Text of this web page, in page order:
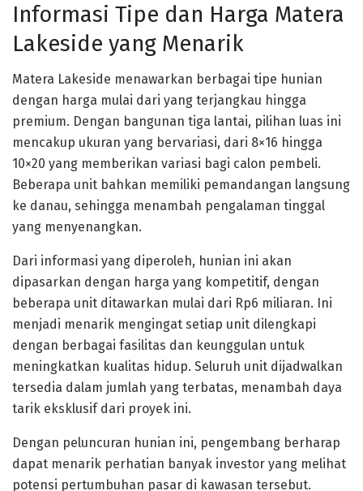
Informasi Tipe dan Harga Matera
Lakeside yang Menarik
Matera Lakeside menawarkan berbagai tipe hunian
dengan harga mulai dari yang terjangkau hingga
premium. Dengan bangunan tiga lantai, pilihan luas ini
mencakup ukuran yang bervariasi, dari 8×16 hingga
10×20 yang memberikan variasi bagi calon pembeli.
Beberapa unit bahkan memiliki pemandangan langsung
ke danau, sehingga menambah pengalaman tinggal
yang menyenangkan.
Dari informasi yang diperoleh, hunian ini akan
dipasarkan dengan harga yang kompetitif, dengan
beberapa unit ditawarkan mulai dari Rp6 miliaran. Ini
menjadi menarik mengingat setiap unit dilengkapi
dengan berbagai fasilitas dan keunggulan untuk
meningkatkan kualitas hidup. Seluruh unit dijadwalkan
tersedia dalam jumlah yang terbatas, menambah daya
tarik eksklusif dari proyek ini.
Dengan peluncuran hunian ini, pengembang berharap
dapat menarik perhatian banyak investor yang melihat
potensi pertumbuhan pasar di kawasan tersebut.